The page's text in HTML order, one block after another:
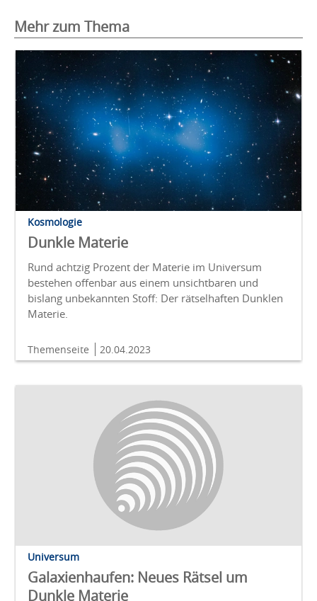
Mehr zum Thema
Kosmologie
Dunkle Materie
Rund achtzig Prozent der Materie im Universum
bestehen offenbar aus einem unsichtbaren und
bislang unbekannten Stoff: Der rätselhaften Dunklen
Materie.
Themenseite 20.04.2023
Universum
Galaxienhaufen: Neues Rätsel um
Dunkle Materie